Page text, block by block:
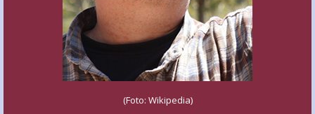
(Foto: Wikipedia)